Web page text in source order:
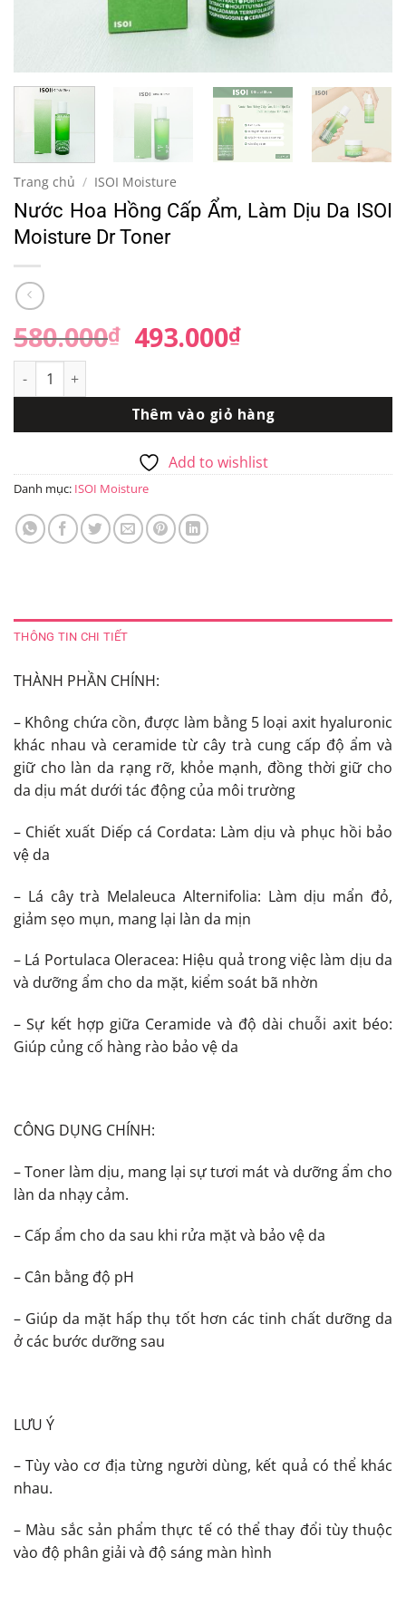
Trang chủ / ISOI Moisture
Nước Hoa Hồng Cấp Ẩm, Làm Dịu Da ISOI
Moisture Dr Toner
580.000₫ Giá
gốc
580.000₫.
493.000₫Giá
là:
493.000₫.
Nước Hoa Hồng Cấp Ẩm, Làm Dịu Da ISOI Moisture Dr
Thêm vào giỏ hàng
Add to wishlist
Danh mục: ISOI Moisture
THÔNG TIN CHI TIẾT
THÀNH PHẦN CHÍNH:
– Không chứa cồn, được làm bằng 5 loại axit hyaluronic
khác nhau và ceramide từ cây trà cung cấp độ ẩm và
giữ cho làn da rạng rỡ, khỏe mạnh, đồng thời giữ cho
da dịu mát dưới tác động của môi trường
– Chiết xuất Diếp cá Cordata: Làm dịu và phục hồi bảo
vệ da
– Lá cây trà Melaleuca Alternifolia: Làm dịu mẩn đỏ,
giảm sẹo mụn, mang lại làn da mịn
– Lá Portulaca Oleracea: Hiệu quả trong việc làm dịu da
và dưỡng ẩm cho da mặt, kiểm soát bã nhờn
– Sự kết hợp giữa Ceramide và độ dài chuỗi axit béo:
Giúp củng cố hàng rào bảo vệ da
CÔNG DỤNG CHÍNH:
– Toner làm dịu, mang lại sự tươi mát và dưỡng ẩm cho
làn da nhạy cảm.
– Cấp ẩm cho da sau khi rửa mặt và bảo vệ da
– Cân bằng độ pH
– Giúp da mặt hấp thụ tốt hơn các tinh chất dưỡng da
ở các bước dưỡng sau
LƯU Ý
– Tùy vào cơ địa từng người dùng, kết quả có thể khác
nhau.
– Màu sắc sản phẩm thực tế có thể thay đổi tùy thuộc
vào độ phân giải và độ sáng màn hình